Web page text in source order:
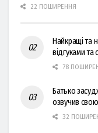
22 ПОШИРЕННЯ
Найкращі та
відгуками та
78
Батько
озвучив свою
32